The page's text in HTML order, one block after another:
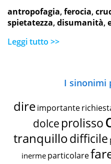
antropofagia,ferocia,
spietatezza,disumanità,
Leggi tutto >>
I sinonimi
dire importante
dolce prolisso
tranquillodifficile
inerme particolare